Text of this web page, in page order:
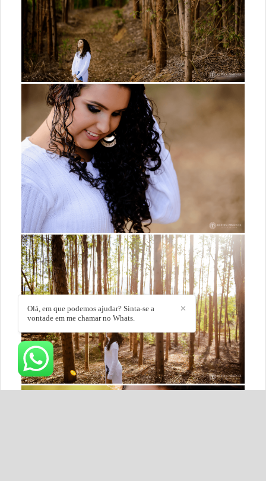
✕
Olá, em que podemos ajudar? Sinta-se a
vontade em me chamar no Whats.